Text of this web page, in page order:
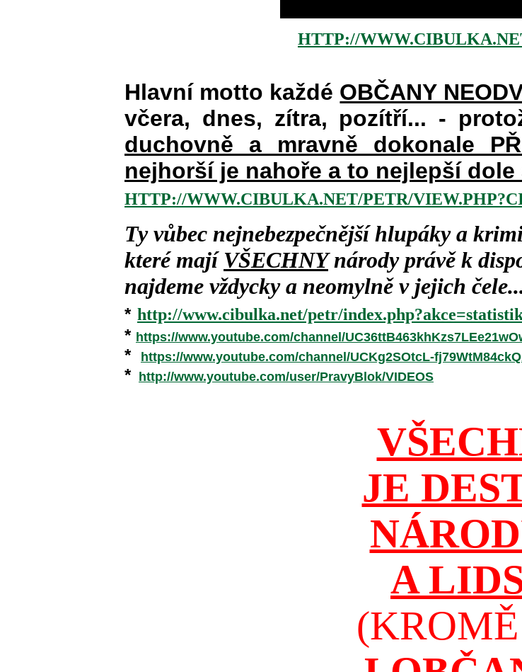
HTTP://
Hlavní motto každé OBČANY
včera, dnes, zítra, pozítří... -
duchovně a mravně dokonale
nejhorší je nahoře a to nejlepší
HTTP://WWW.CIBULKA.NET/PETR/
Ty vůbec nejnebezpečnější hlupáky a
které mají VŠECHNYnárody právě k
najdeme vždycky a neomylně v jejich
* http://www.cibulka.net/petr/
* https://www.youtube.com/channel/
* https://www.youtube.com/channel/UCKg2SOtcL-
* http://www.youtube.com/user/PravyBlok/VIDEOS
JE
A